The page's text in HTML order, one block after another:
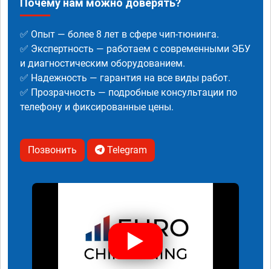
Почему нам можно доверять?
✅ Опыт — более 8 лет в сфере чип-тюнинга.
✅ Экспертность — работаем с современными ЭБУ
и диагностическим оборудованием.
✅ Надежность — гарантия на все виды работ.
✅ Прозрачность — подробные консультации по
телефону и фиксированные цены.
Позвонить Telegram